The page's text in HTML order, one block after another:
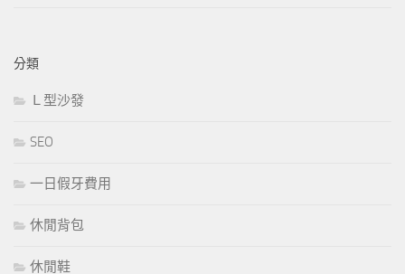
分類
Ｌ型沙發
SEO
一日假牙費用
休閒背包
休閒鞋